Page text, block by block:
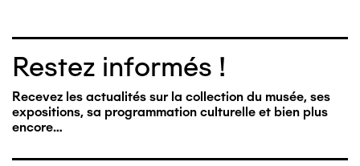
Restez informés !
Recevez les actualités sur la collection du musée, ses
expositions, sa programmation culturelle et bien plus
encore…